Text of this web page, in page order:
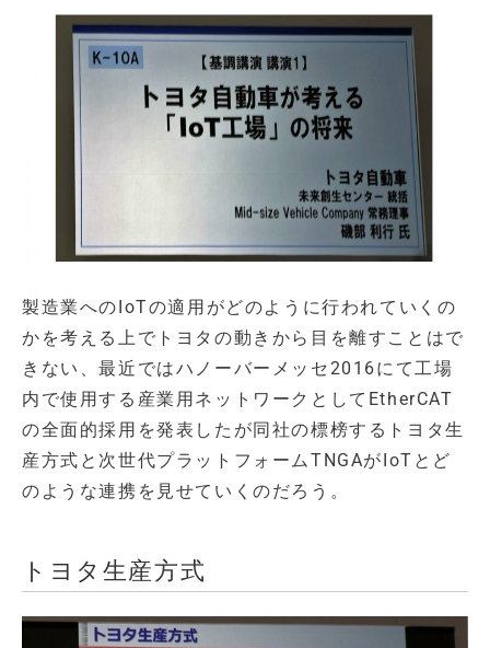
製造業へのIoTの適用がどのように行われていくの
かを考える上でトヨタの動きから目を離すことはで
きない、最近ではハノーバーメッセ2016にて工場
内で使用する産業用ネットワークとしてEtherCAT
の全面的採用を発表したが同社の標榜するトヨタ生
産方式と次世代プラットフォームTNGAがIoTとど
のような連携を見せていくのだろう。
トヨタ生産方式